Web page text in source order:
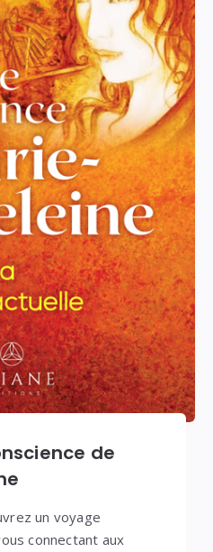
de
un voyage
connectant aux